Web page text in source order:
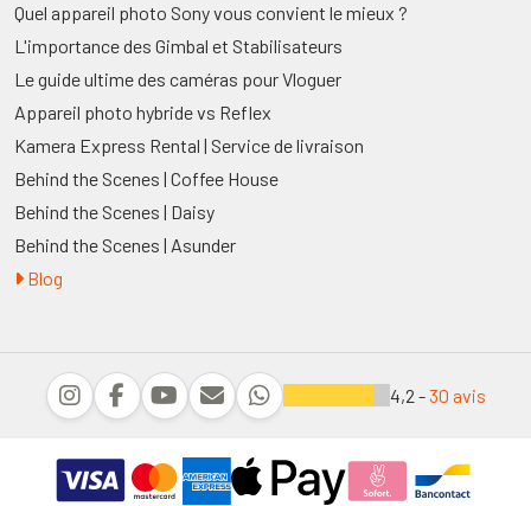
Quel appareil photo Sony vous convient le mieux ?
L'importance des Gimbal et Stabilisateurs
Le guide ultime des caméras pour Vloguer
Appareil photo hybride vs Reflex
Kamera Express Rental | Service de livraison
Behind the Scenes | Coffee House
Behind the Scenes | Daisy
Behind the Scenes | Asunder
Blog
4,2 -30 avis